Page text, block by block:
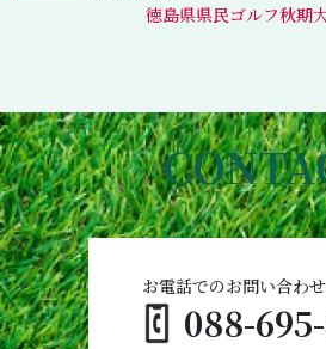
徳島県県民ゴルフ秋期
088-
お電話でのお問い合わ